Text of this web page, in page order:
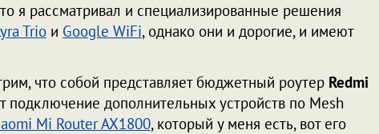
я рассматривал и специализированные решения
Trio и Google WiFi, однако они и дорогие, и имеют
что собой представляет бюджетный роутер Redmi
подключение дополнительных устройств по Mesh
Mi Router AX1800, который у меня есть, вот его